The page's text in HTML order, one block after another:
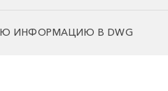
ИНФОРМАЦИЮ В DWG